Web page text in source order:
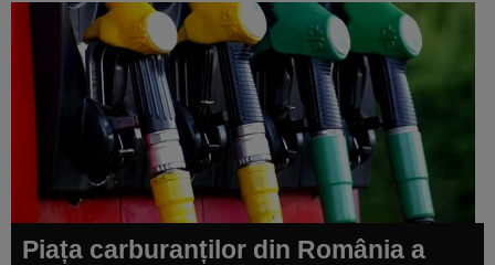
Piața carburanților din România a